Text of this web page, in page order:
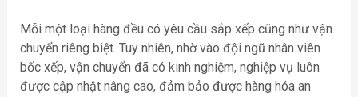
Mỗi một loại hàng đều có yêu cầu sắp xếp cũng như vận
chuyển riêng biệt. Tuy nhiên, nhờ vào đội ngũ nhân viên
bốc xếp, vận chuyển đã có kinh nghiệm, nghiệp vụ luôn
được cập nhật nâng cao, đảm bảo được hàng hóa an